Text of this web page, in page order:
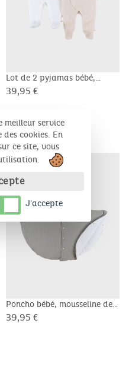
Lot de 2 pyjamas bébé,
velours
39,95 €
Bientôt disponible
Poncho bébé, mousseline de
coton bio
39,95 €
meilleur service
des cookies. En
ce site, vous
J'accepte